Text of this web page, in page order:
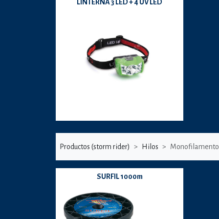
LINTERNA 3 LED + 4 UV LED
Productos (storm rider) Hilos
SURFIL 1000m